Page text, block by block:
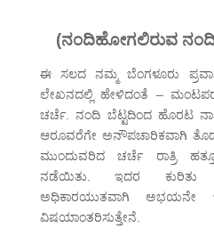
(ನಂದಿಹೋಗಲಿರುವ
ಈ ಸಲದ ನಮ್ಮ ಬೆಂಗಳೂರು
ಲೇಖನದಲ್ಲಿ ಹೇಳಿದಂತೆ – ಮಂಟಪರ
ಚರ್ಚೆ. ನಂದಿ ಬೆಟ್ಟದಿಂದ ಹೊರಟ
ಆರೂವರೆಗೇ ಅನೌಪಚಾರಿಕವಾಗಿ
ಮುಂದುವರಿದ ಚರ್ಚೆ ರಾತ್ರಿ
ನಡೆಯಿತು. ಇದರ ಕುರಿತು
ಅಧಿಕಾರಯುತವಾಗಿ ಅಭಯನೇ
ವಿಷಯಾಂತರಿಸುತ್ತೇನೆ.